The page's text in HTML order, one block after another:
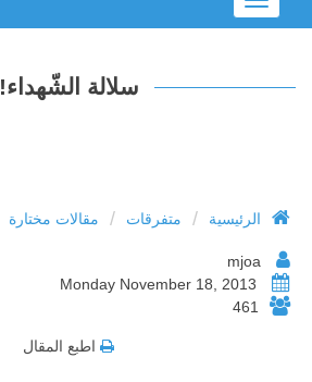
navigation
سلالة الشّهداء!
الرئيسية / متفرقات / مقالات مختارة
461
اطبع المقال